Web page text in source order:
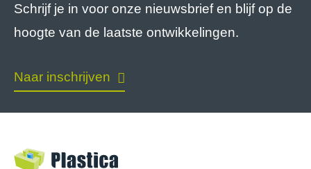
Schrijf je in voor onze nieuwsbrief en blijf op de
hoogte van de laatste ontwikkelingen.
Naar inschrijven